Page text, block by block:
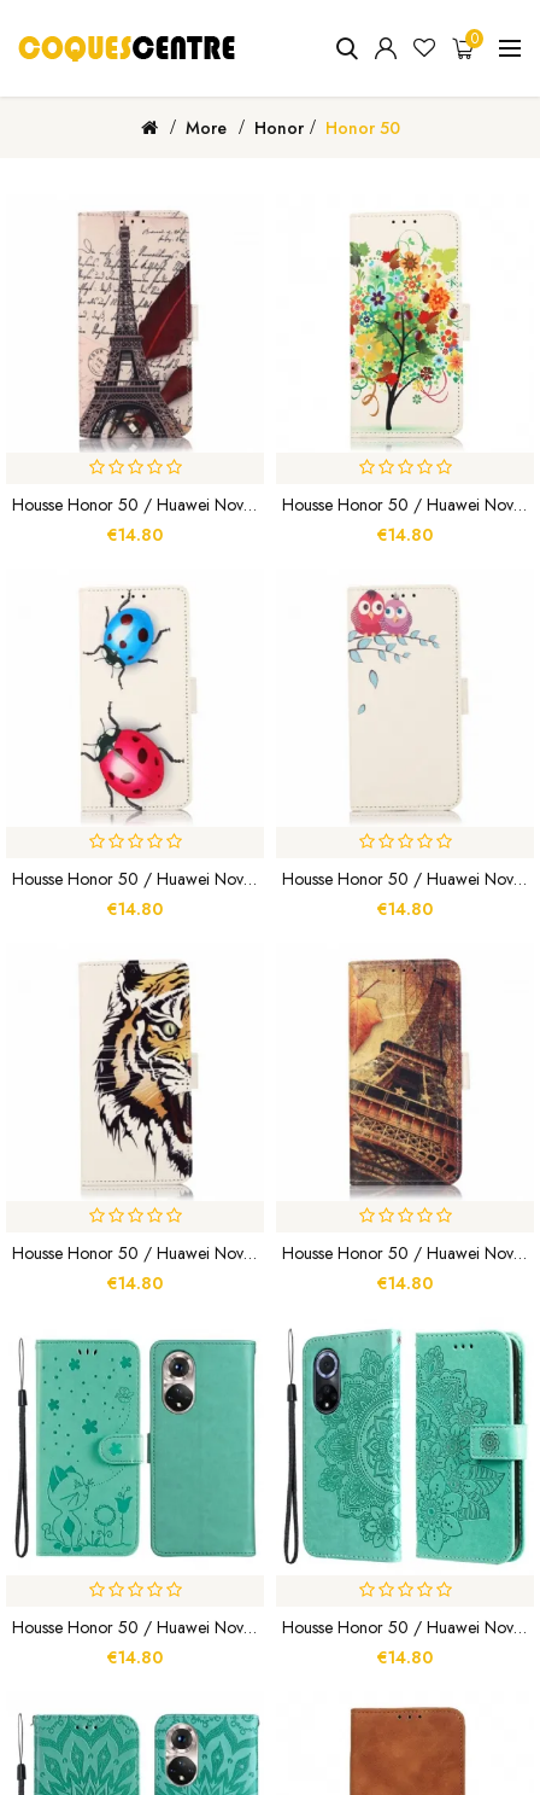
0
More Honor Honor 50
Housse Honor 50 / Huawei Nova 9 Tour Eiffel Du Poète
€14.80
Housse Honor 50 / Huawei Nova 9 Arbre Fleuri
€14.80
Housse Honor 50 / Huawei Nova 9 Coccinelles
€14.80
Housse Honor 50 / Huawei Nova 9 Couple De Hiboux Sur L'Arbre
€14.80
Housse Honor 50 / Huawei Nova 9 Tigre Féroce
€14.80
Housse Honor 50 / Huawei Nova 9 Tour Eiffel En Automne
€14.80
Housse Honor 50 / Huawei Nova 9 Chat Et Abeille À Lanière
€14.80
Housse Honor 50 / Huawei Nova 9 Mandala
€14.80